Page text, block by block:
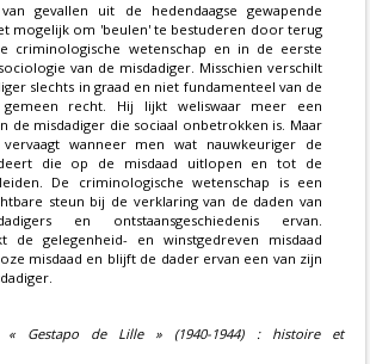
gevallen uit de hedendaagse gewapende
mogelijk om 'beulen' te bestuderen door terug
criminologische wetenschap en in de eerste
van de misdadiger. Misschien verschilt
slechts in graad en niet fundamenteel van de
gemeen recht. Hij lijkt weliswaar meer een
de misdadiger die sociaal onbetrokken is. Maar
wanneer men wat nauwkeuriger de
die op de misdaad uitlopen en tot de
De criminologische wetenschap is een
steun bij de verklaring van de daden van
en ontstaansgeschiedenis ervan.
de gelegenheid- en winstgedreven misdaad
misdaad en blijft de dader ervan een van zijn
« Gestapo de Lille » (1940-1944) : histoire et